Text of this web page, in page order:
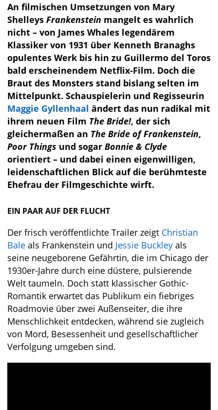
An filmischen Umsetzungen von Mary
Shelleys Frankenstein mangelt es wahrlich
nicht – von James Whales legendärem
Klassiker von 1931 über Kenneth Branaghs
opulentes Werk bis hin zu Guillermo del Toros
bald erscheinendem Netflix-Film. Doch die
Braut des Monsters stand bislang selten im
Mittelpunkt. Schauspielerin und Regisseurin
Maggie Gyllenhaal ändert das nun radikal mit
ihrem neuen Film The Bride!, der sich
gleichermaßen an The Bride of Frankenstein,
Poor Things und sogar Bonnie & Clyde
orientiert – und dabei einen eigenwilligen,
leidenschaftlichen Blick auf die berühmteste
Ehefrau der Filmgeschichte wirft.
EIN PAAR AUF DER FLUCHT
Der frisch veröffentlichte Trailer zeigt Christian
Bale als Frankenstein und Jessie Buckley als
seine neugeborene Gefährtin, die im Chicago der
1930er-Jahre durch eine düstere, pulsierende
Welt taumeln. Doch statt klassischer Gothic-
Romantik erwartet das Publikum ein fiebriges
Roadmovie über zwei Außenseiter, die ihre
Menschlichkeit entdecken, während sie zugleich
von Mord, Besessenheit und gesellschaftlicher
Verfolgung umgeben sind.